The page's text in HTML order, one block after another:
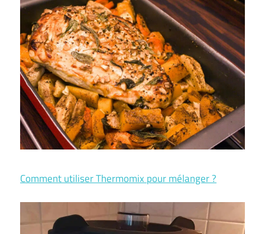
Comment utiliser Thermomix pour mélanger ?